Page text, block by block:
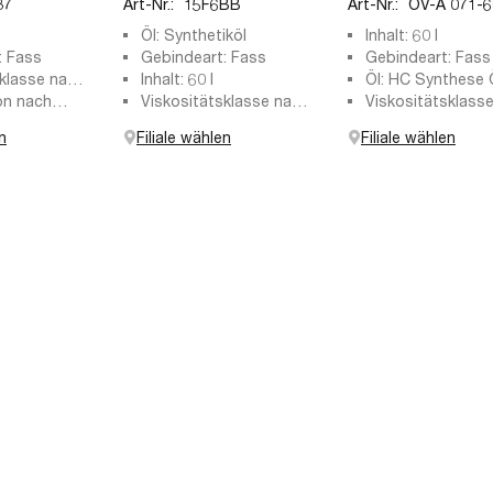
Fass
nach
nach
Art-Nr.:
15F6BB
Öl: Synthetiköl
Gebindeart: Fass
Inhalt: 60 l
Viskositätsklasse nach
Filiale wählen
Art-Nr.: OV-A 071-
Inhalt: 60 l
Gebindeart: Fass
Öl: HC Synthese
(Hydro-Cracked)
Viskositätsklasse
Filiale wählen